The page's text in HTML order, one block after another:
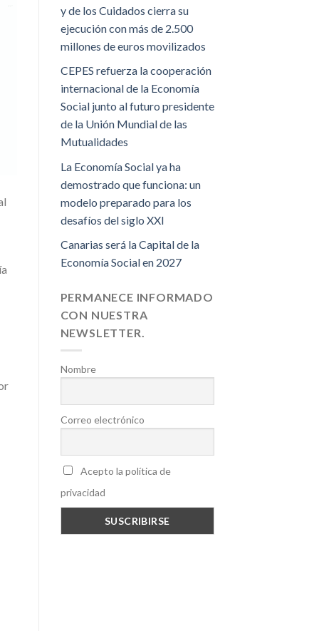
y de los Cuidados cierra su
ejecución con más de 2.500
millones de euros movilizados
CEPES refuerza la cooperación
internacional de la Economía
Social junto al futuro presidente
de la Unión Mundial de las
Mutualidades
La Economía Social ya ha
demostrado que funciona: un
modelo preparado para los
desafíos del siglo XXI
Canarias será la Capital de la
Economía Social en 2027
PERMANECE INFORMADO
CON NUESTRA
NEWSLETTER.
Nombre
Correo electrónico
Acepto la política de
privacidad